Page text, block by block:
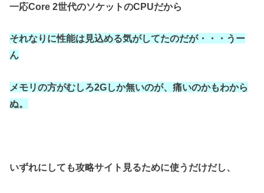
一応Core 2世代のソケットのCPUだから
それなりに性能は見込める気がしてたのだが・・・うー
ん
メモリの方がむしろ2Gしか無いのが、痛いのかもわから
ぬ。
いずれにしても攻略サイト見るために使うだけだし、